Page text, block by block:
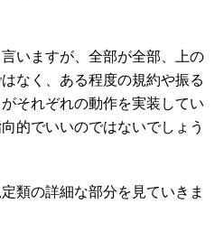
いますが、全部が全部、上の
なく、ある程度の規約や振る
それぞれの動作を実装してい
的でいいのではないでしょう
類の詳細な部分を見ていきま